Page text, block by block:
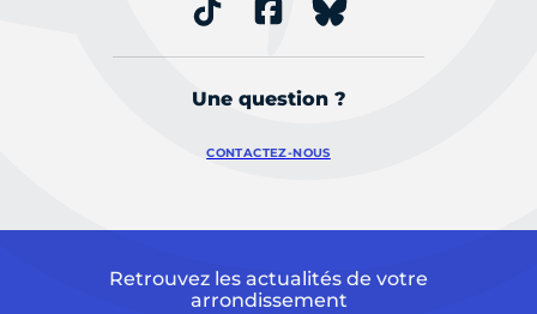
Une question ?
CONTACTEZ-NOUS
Retrouvez les actualités de votre
arrondissement